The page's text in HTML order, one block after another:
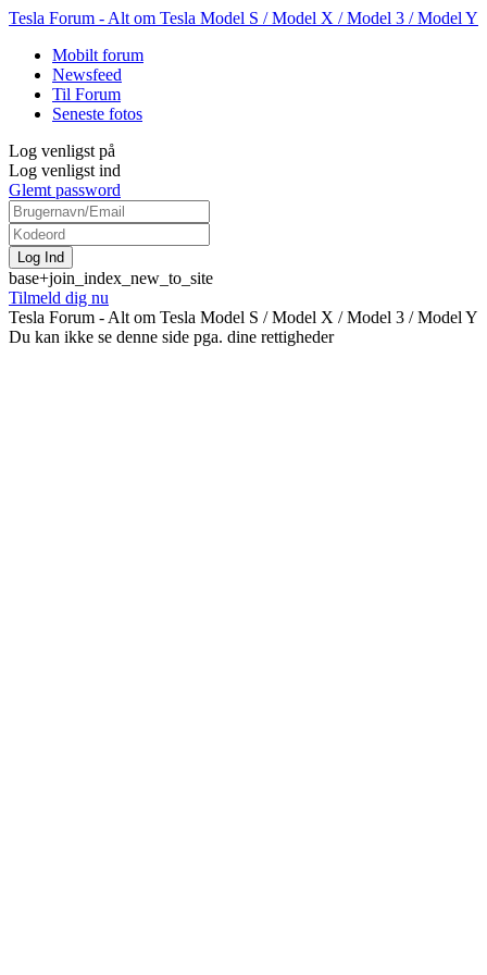
Tesla Forum - Alt om Tesla Model S / Model X / Model 3 / Model Y
Mobilt forum
Newsfeed
Til Forum
Seneste fotos
Log venligst på
Log venligst ind
Glemt password
base+join_index_new_to_site
Tilmeld dig nu
Tesla Forum - Alt om Tesla Model S / Model X / Model 3 / Model Y
Du kan ikke se denne side pga. dine rettigheder